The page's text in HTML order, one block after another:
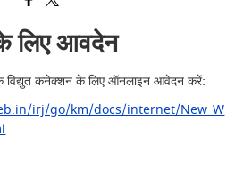
लिए आवदेन
विद्युत कनेक्शन के लिए ऑनलाइन आवेदन करें:
irj/go/km/docs/internet/New_W